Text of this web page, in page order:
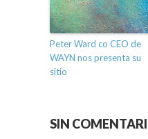
Peter Ward co CEO de
WAYN nos presenta su
sitio
SIN